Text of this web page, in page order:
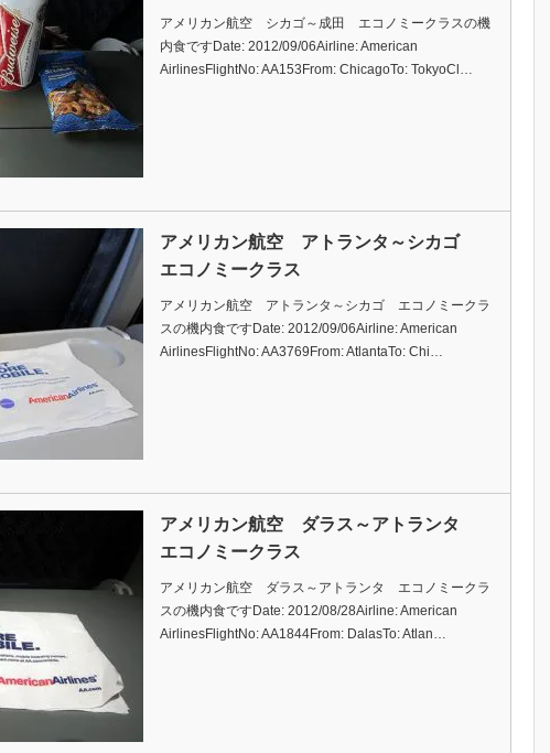
アメリカン航空 シカゴ～成田 エコノミークラスの機
内食ですDate: 2012/09/06Airline: American
AirlinesFlightNo: AA153From: ChicagoTo: TokyoCl…
アメリカン航空 アトランタ～シカゴ
エコノミークラス
アメリカン航空 アトランタ～シカゴ エコノミークラ
スの機内食ですDate: 2012/09/06Airline: American
AirlinesFlightNo: AA3769From: AtlantaTo: Chi…
アメリカン航空 ダラス～アトランタ
エコノミークラス
アメリカン航空 ダラス～アトランタ エコノミークラ
スの機内食ですDate: 2012/08/28Airline: American
AirlinesFlightNo: AA1844From: DalasTo: Atlan…